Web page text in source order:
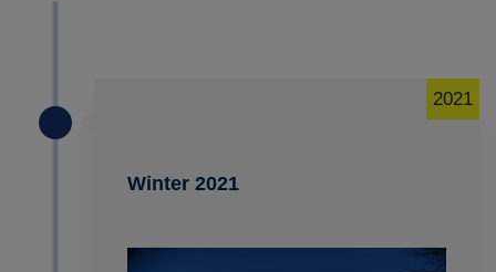
Winter 2021
2021